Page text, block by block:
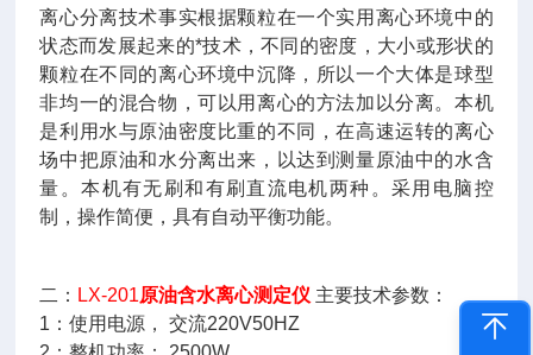
离心分离技术事实根据颗粒在一个实用离心环境中的
状态而发展起来的*技术，不同的密度，大小或形状的
颗粒在不同的离心环境中沉降，所以一个大体是球型
非均一的混合物，可以用离心的方法加以分离。本机
是利用水与原油密度比重的不同，在高速运转的离心
场中把原油和水分离出来，以达到测量原油中的水含
量。本机有无刷和有刷直流电机两种。采用电脑控
制，操作简便，具有自动平衡功能。
二： LX-201原油含水离心测定仪 主要技术参数：
1：使用电源， 交流220V50HZ